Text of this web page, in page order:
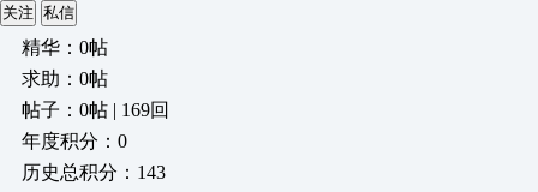
关注 私信
精华：0帖
求助：0帖
帖子：0帖 | 169回
年度积分：0
历史总积分：143